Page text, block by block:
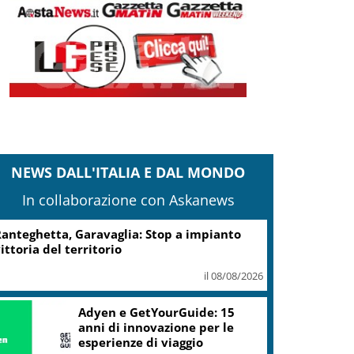
NEWS DALL'ITALIA E DAL MONDO
In collaborazione con Askanews
Garavaglia: Stop a impianto
del territorio
il 08/08/2026
Adyen e GetYourGuide: 15
anni di innovazione per le
esperienze di viaggio